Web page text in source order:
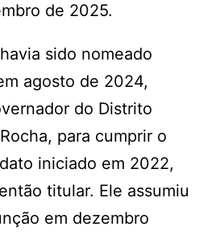
de 2025.
sido nomeado
agosto de 2024,
do Distrito
para cumprir o
iniciado em 2022,
titular. Ele assumiu
em dezembro